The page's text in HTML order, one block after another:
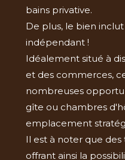
bains privative.
De plus, le bien
indépendant !
Idéalement situé à
et des commerces,
nombreuses
gîte ou chambres
emplacement
Il est à noter que des
offrant ainsi la